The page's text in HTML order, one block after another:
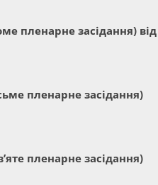
пленарне засідання) від
пленарне засідання)
пленарне засідання)